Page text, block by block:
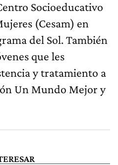
Socioeducativo
(Cesam) en
del Sol. También
que les
y tratamiento a
Un Mundo Mejor y